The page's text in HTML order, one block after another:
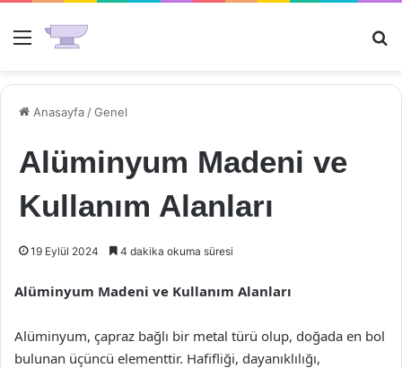
Menü
Anasayfa /Genel
Alüminyum Madeni ve
Kullanım Alanları
19 Eylül 2024 4 dakika okuma süresi
Alüminyum Madeni ve Kullanım Alanları
Alüminyum, çapraz bağlı bir metal türü olup, doğada en bol
bulunan üçüncü elementtir. Hafifliği, dayanıklılığı,